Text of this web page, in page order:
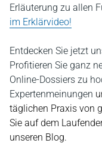
Erläuterung zu allen
im Erklärvideo!
Entdecken Sie jetzt
Profitieren Sie ganz
Online-Dossiers zu
Expertenmeinungen
täglichen Praxis von
Sie auf dem
unseren Blog.